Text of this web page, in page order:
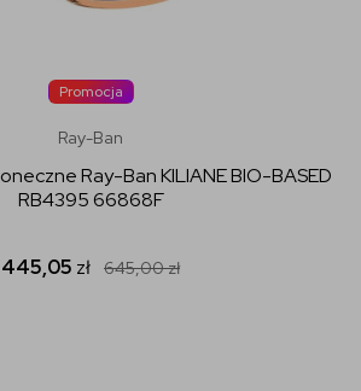
Promocja
Ray-Ban
Ray-Ban KILIANE BIO-BASED
RB4395 66868F
445,05 zł 645,00zł